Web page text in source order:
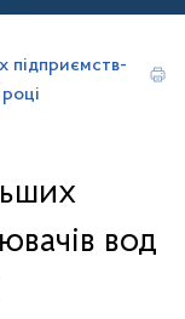
підприємств-
вод